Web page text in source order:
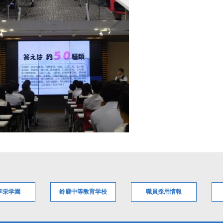
栄学園 鈴鹿中等教育学校 職員採用情報